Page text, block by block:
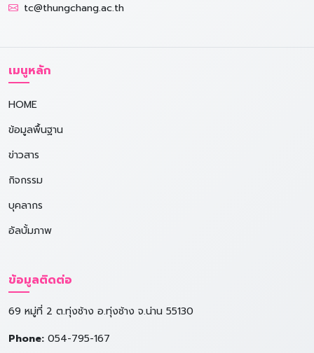
tc@thungchang.ac.th
เมนูหลัก
HOME
ข้อมูลพื้นฐาน
ข่าวสาร
กิจกรรม
บุคลากร
อัลบั้มภาพ
ข้อมูลติดต่อ
69 หมู่ที่ 2 ต.ทุ่งช้าง อ.ทุ่งช้าง จ.น่าน 55130
Phone: 054-795-167